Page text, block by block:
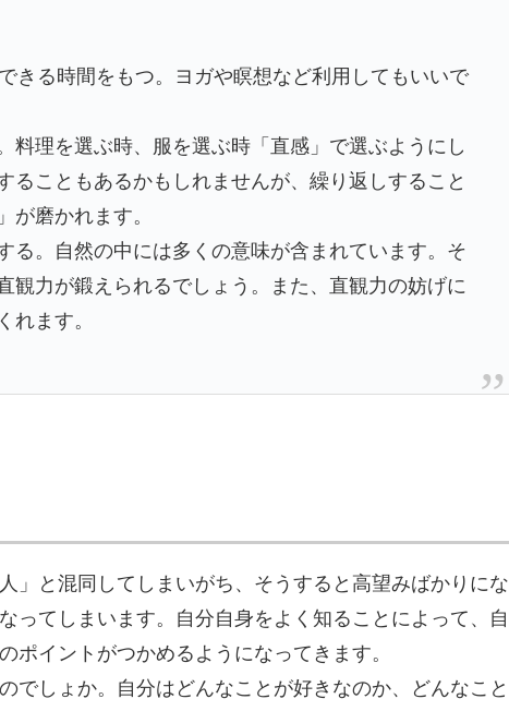
きる時間をもつ。ヨガや瞑想など利用してもいいで
料理を選ぶ時、服を選ぶ時「直感」で選ぶようにし
ることもあるかもしれませんが、繰り返しすること
が磨かれます。
る。自然の中には多くの意味が含まれています。そ
観力が鍛えられるでしょう。また、直観力の妨げに
れます。
」と混同してしまいがち、そうすると高望みばかりにな
ってしまいます。自分自身をよく知ることによって、自
ポイントがつかめるようになってきます。
でしょか。自分はどんなことが好きなのか、どんなこと